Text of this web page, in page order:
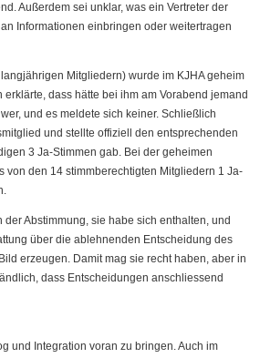
Außerdem sei unklar, was ein Vertreter der
Informationen einbringen oder weitertragen
Mitgliedern) wurde im KJHA geheim
dass hätte bei ihm am Vorabend jemand
und es meldete sich keiner. Schließlich
und stellte offiziell den entsprechenden
3 Ja-Stimmen gab. Bei der geheimen
von den 14 stimmberechtigten Mitgliedern 1 Ja-
Abstimmung, sie habe sich enthalten, und
über die ablehnenden Entscheidung des
erzeugen. Damit mag sie recht haben, aber in
dass Entscheidungen anschliessend
und Integration voran zu bringen. Auch im